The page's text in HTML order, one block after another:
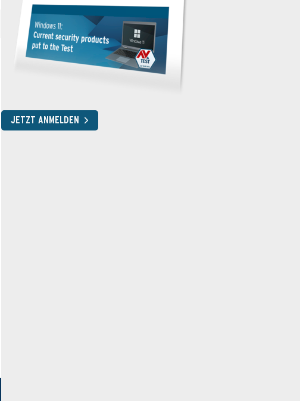
JETZT ANMELDEN